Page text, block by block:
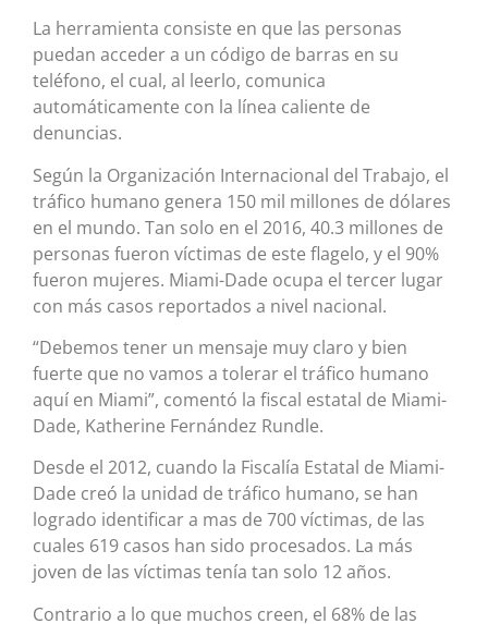
La herramienta consiste en que las personas
puedan acceder a un código de barras en su
teléfono, el cual, al leerlo, comunica
automáticamente con la línea caliente de
denuncias.
Según la Organización Internacional del Trabajo, el
tráfico humano genera 150 mil millones de dólares
en el mundo. Tan solo en el 2016, 40.3 millones de
personas fueron víctimas de este flagelo, y el 90%
fueron mujeres. Miami-Dade ocupa el tercer lugar
con más casos reportados a nivel nacional.
“Debemos tener un mensaje muy claro y bien
fuerte que no vamos a tolerar el tráfico humano
aquí en Miami”, comentó la fiscal estatal de Miami-
Dade, Katherine Fernández Rundle.
Desde el 2012, cuando la Fiscalía Estatal de Miami-
Dade creó la unidad de tráfico humano, se han
logrado identificar a mas de 700 víctimas, de las
cuales 619 casos han sido procesados. La más
joven de las víctimas tenía tan solo 12 años.
Contrario a lo que muchos creen, el 68% de las